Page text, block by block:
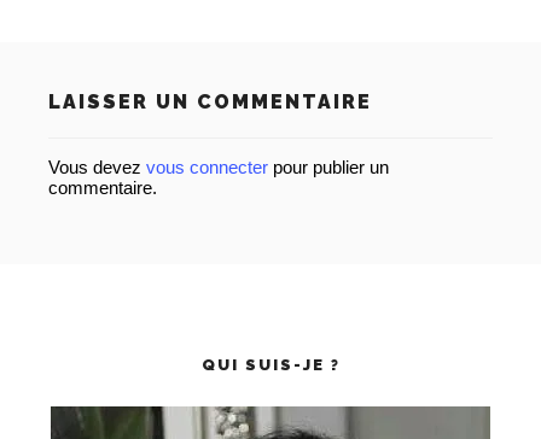
Vous devezvous connecter